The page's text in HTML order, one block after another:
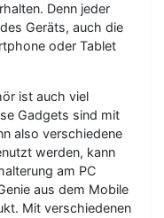
Denn jeder
Geräts, auch die
oder Tablet
ist auch viel
Gadgets sind mit
also verschiedene
werden, kann
am PC
aus dem Mobile
Mit verschiedenen